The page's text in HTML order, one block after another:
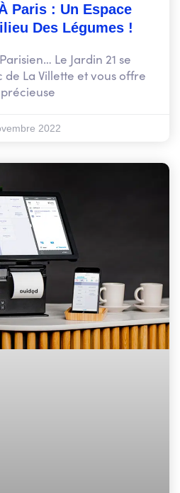
Paris : Un Espace
Des Légumes !
Le Jardin 21 se
La Villette et vous offre
2022